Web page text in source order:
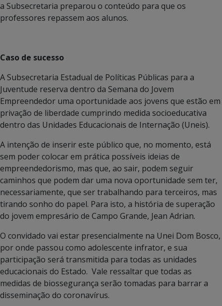
a Subsecretaria preparou o conteúdo para que os
professores repassem aos alunos.
Caso de sucesso
A Subsecretaria Estadual de Políticas Públicas para a
Juventude reserva dentro da Semana do Jovem
Empreendedor uma oportunidade aos jovens que estão em
privação de liberdade cumprindo medida socioeducativa
dentro das Unidades Educacionais de Internação (Uneis).
A intenção de inserir este público que, no momento, está
sem poder colocar em prática possíveis ideias de
empreendedorismo, mas que, ao sair, podem seguir
caminhos que podem dar uma nova oportunidade sem ter,
necessariamente, que ser trabalhando para terceiros, mas
tirando sonho do papel. Para isto, a história de superação
do jovem empresário de Campo Grande, Jean Adrian.
O convidado vai estar presencialmente na Unei Dom Bosco,
por onde passou como adolescente infrator, e sua
participação será transmitida para todas as unidades
educacionais do Estado. Vale ressaltar que todas as
medidas de biossegurança serão tomadas para barrar a
disseminação do coronavírus.